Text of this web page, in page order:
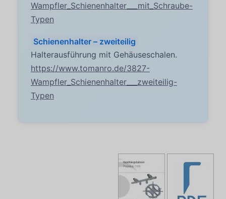
Wampfler_Schienenhalter___mit_Schraube-
Typen
Schienenhalter – zweiteilig
Halterausführung mit Gehäuseschalen.
https://www.tomanro.de/3827-
Wampfler_Schienenhalter___zweiteilig-
Typen